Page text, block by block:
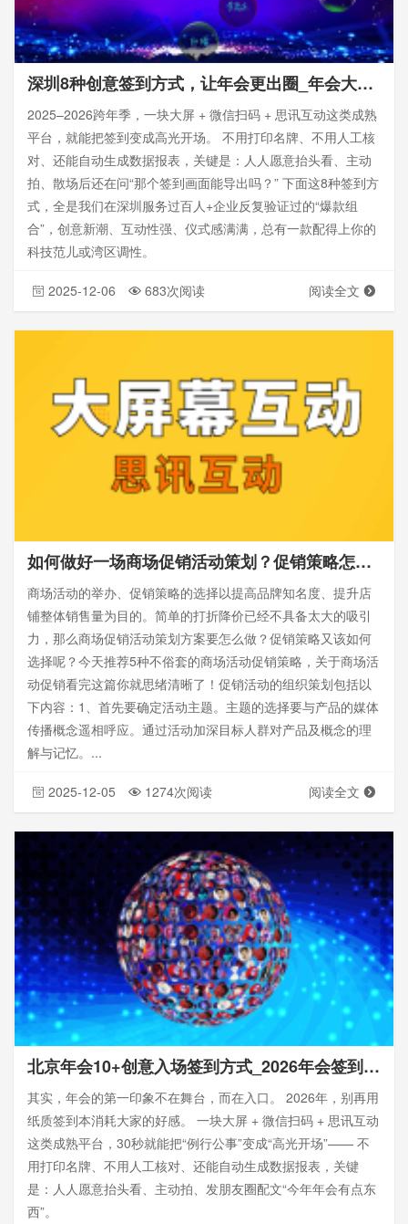
深圳8种创意签到方式，让年会更出圈_年会大屏幕微信扫码签到
2025–2026跨年季，一块大屏 + 微信扫码 + 思讯互动这类成熟
平台，就能把签到变成高光开场。 不用打印名牌、不用人工核
对、还能自动生成数据报表，关键是：人人愿意抬头看、主动
拍、散场后还在问“那个签到画面能导出吗？” 下面这8种签到方
式，全是我们在深圳服务过百人+企业反复验证过的“爆款组
合”，创意新潮、互动性强、仪式感满满，总有一款配得上你的
科技范儿或湾区调性。
2025-12-06 683次阅读 阅读全文
如何做好一场商场促销活动策划？促销策略怎么选？一篇搞定！
商场活动的举办、促销策略的选择以提高品牌知名度、提升店
铺整体销售量为目的。简单的打折降价已经不具备太大的吸引
力，那么商场促销活动策划方案要怎么做？促销策略又该如何
选择呢？今天推荐5种不俗套的商场活动促销策略，关于商场活
动促销看完这篇你就思绪清晰了！促销活动的组织策划包括以
下内容：1、首先要确定活动主题。主题的选择要与产品的媒体
传播概念遥相呼应。通过活动加深目标人群对产品及概念的理
解与记忆。...
2025-12-05 1274次阅读 阅读全文
北京年会10+创意入场签到方式_2026年会签到方式大全
其实，年会的第一印象不在舞台，而在入口。 2026年，别再用
纸质签到本消耗大家的好感。 一块大屏 + 微信扫码 + 思讯互动
这类成熟平台，30秒就能把“例行公事”变成“高光开场”—— 不
用打印名牌、不用人工核对、还能自动生成数据报表，关键
是：人人愿意抬头看、主动拍、发朋友圈配文“今年年会有点东
西”。